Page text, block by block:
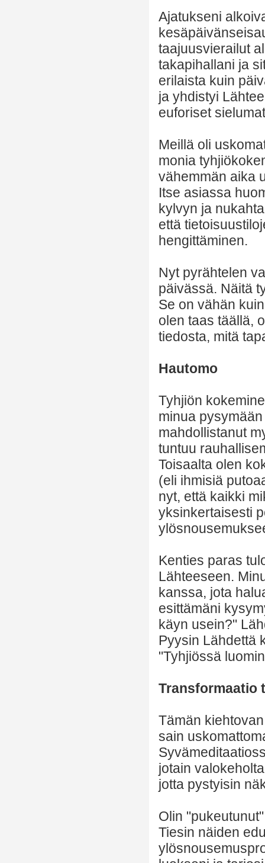
Ajatukseni
taajuusvierailut
takapihallani ja
erilaista kuin
ja yhdistyi
euforiset
Meillä oli
monia
vähemmän aika
Itse asiassa
kylvyn ja
että
hengittäminen.
Nyt pyrähtelen
päivässä. Näitä
Se on vähän
olen taas täällä,
tiedosta, mitä
Hautomo
Tyhjiön
minua
mahdollistanut
tuntuu
Toisaalta olen
(eli ihmisiä
nyt, että kaikki
yksinkertaisesti
Kenties paras
Lähteeseen.
kanssa, jota
esittämäni
käyn usein?"
Pyysin Lähdettä
"Tyhjiössä
Transformaatio
Tämän
sain
jotain
jotta pystyisin
Olin
Tiesin näiden